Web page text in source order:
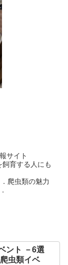
サイト
飼育する人にも
爬虫類の魅力
ント －6選
虫類イベ